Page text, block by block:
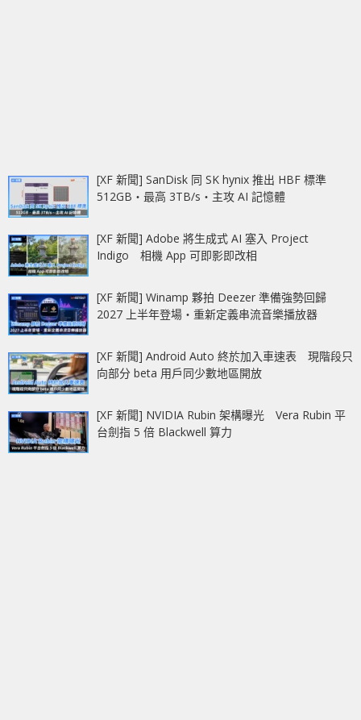
[XF 新聞] SanDisk 同 SK hynix 推出 HBF 標準
512GB‧最高 3TB/s‧主攻 AI 記憶體
[XF 新聞] Adobe 將生成式 AI 塞入 Project
Indigo 相機 App 可即影即改相
[XF 新聞] Winamp 夥拍 Deezer 準備強勢回歸
2027 上半年登場‧重新定義串流音樂播放器
[XF 新聞] Android Auto 終於加入車速表 現階段只
向部分 beta 用戶同少數地區開放
[XF 新聞] NVIDIA Rubin 架構曝光 Vera Rubin 平
台劍指 5 倍 Blackwell 算力